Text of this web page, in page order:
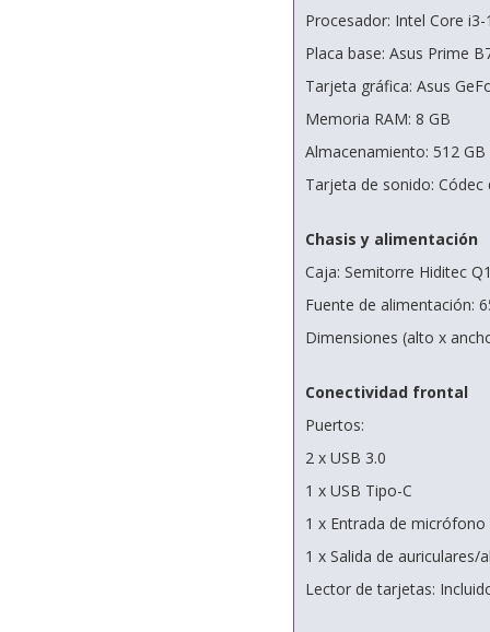
Procesador: Intel Core
Placa base: Asus Prime
Tarjeta gráfica: Asus
Memoria RAM: 8 GB
Almacenamiento: 512 GB
Tarjeta de sonido: Códec
Chasis y alimentación
Caja: Semitorre Hiditec
Fuente de alimentación:
Dimensiones (alto x
Conectividad frontal
Puertos:
2 x USB 3.0
1 x USB Tipo-C
1 x Entrada de micrófono
1 x Salida de auriculares/
Lector de tarjetas: